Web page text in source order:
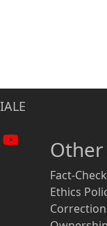
Fact-
Ethics